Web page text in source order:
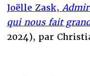
Joëlle Zask,
qui nous fait
2024), par